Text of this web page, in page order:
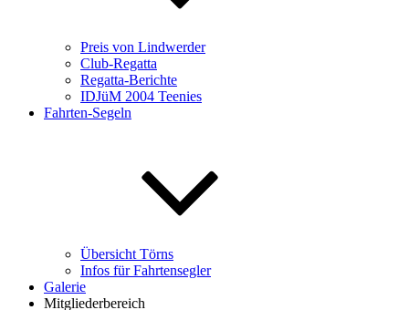
Preis von Lindwerder
Club-Regatta
Regatta-Berichte
IDJüM 2004 Teenies
Fahrten-Segeln
Übersicht Törns
Infos für Fahrtensegler
Galerie
Mitgliederbereich